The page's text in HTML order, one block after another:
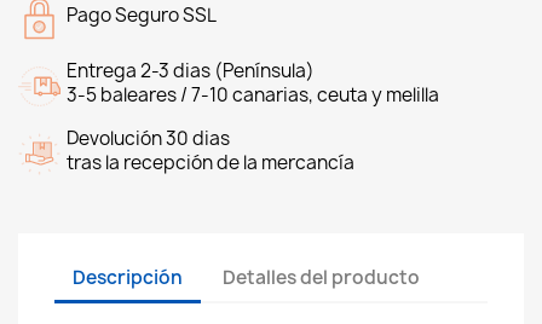
Pago Seguro SSL
Entrega 2-3 dias (Península)
3-5 baleares / 7-10 canarias, ceuta y melilla
Devolución 30 dias
tras la recepción de la mercancía
Descripción Detalles del producto